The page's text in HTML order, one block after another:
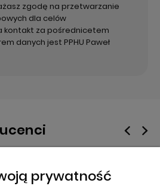
zgodę na przetwarzanie
dla celów
kontakt za pośrednicetem
danych jest PPHU Paweł
prywatność